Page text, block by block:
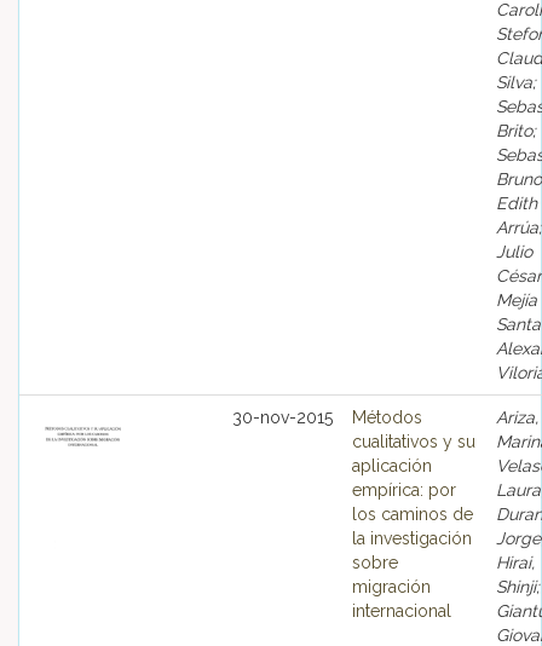
Silva;
Brito;
Edith
Arrúa;
Julio
César
Mejía
30-nov-2015
Métodos
cualitativos y su
aplicación
empírica: por
los caminos de
la investigación
sobre
migración
internacional
Ariza,
Hirai,
Shinji;